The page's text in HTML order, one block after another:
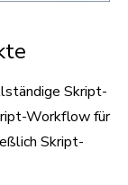
Skript-
Workflow für
Skript-